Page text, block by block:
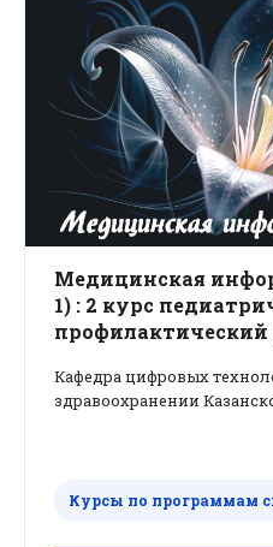
Медицинская
1) : 2 курс
Кафедра цифровых
здравоохранении
Курсы по программам